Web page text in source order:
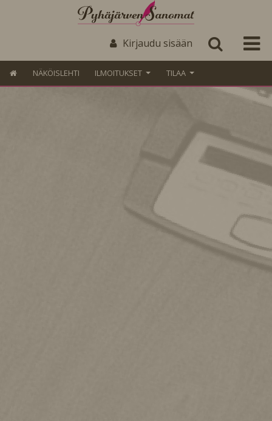
Kirjaudu sisään
NÄKÖISLEHTI ILMOITUKSET TILAA